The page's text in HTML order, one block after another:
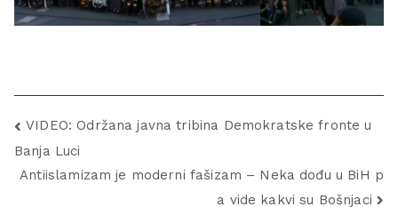
VIDEO: Održana javna tribina Demokratske fronte u
Banja Luci
Antiislamizam je moderni fašizam – Neka dođu u BiH p
a vide kakvi su Bošnjaci